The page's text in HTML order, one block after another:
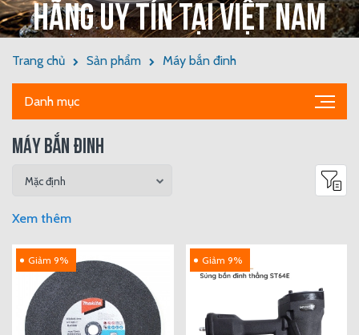
hãng uy tín tại Việt Nam
Trang chủ Sản phẩm Máy bắn đinh
Danh mục
MÁY BẮN ĐINH
Xem thêm
Giảm 9% Giảm 9%